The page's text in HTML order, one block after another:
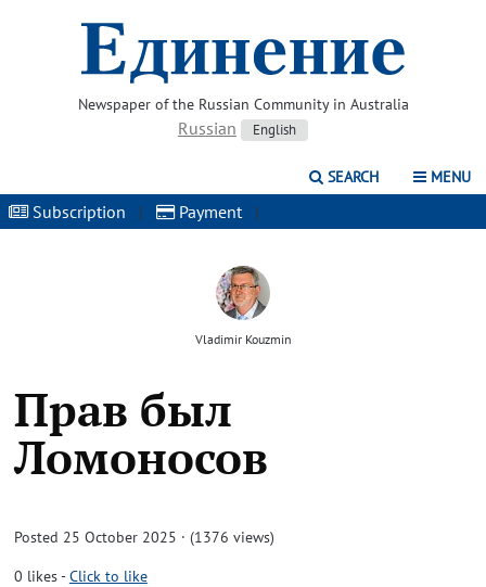
Newspaper of the Russian Community in Australia
Russian English
SEARCH MENU
Subscription | Payment |
Vladimir Kouzmin
Прав был
Ломоносов
Posted 25 October 2025 · (1376 views)
0 likes-Click to like